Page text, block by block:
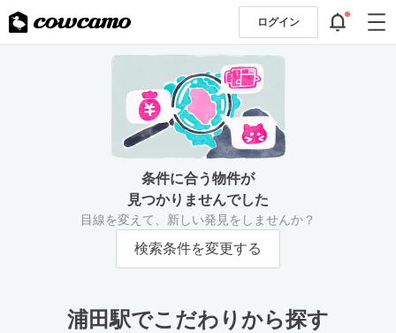
ログイン
条件に合う物件が
見つかりませんでした
目線を変えて、新しい発見をしませんか？
検索条件を変更する
浦田駅でこだわりから探す